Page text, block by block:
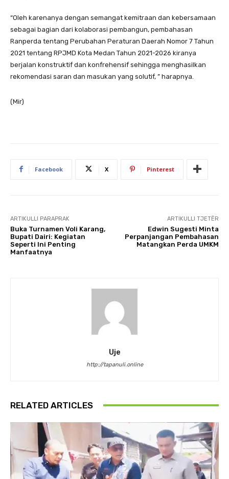
“Oleh karenanya dengan semangat kemitraan dan kebersamaan
sebagai bagian dari kolaborasi pembangun, pembahasan
Ranperda tentang Perubahan Peraturan Daerah Nomor 7 Tahun
2021 tentang RPJMD Kota Medan Tahun 2021-2026 kiranya
berjalan konstruktif dan konfrehensif sehingga menghasilkan
rekomendasi saran dan masukan yang solutif, ” harapnya.
(Mir)
Facebook X Pinterest
ARTIKULLI PARAPRAK
Buka Turnamen Voli Karang,
Bupati Dairi: Kegiatan
Seperti Ini Penting
Manfaatnya
ARTIKULLI TJETËR
Edwin Sugesti Minta
Perpanjangan Pembahasan
Matangkan Perda UMKM
Uje
http://tapanuli.online
RELATED ARTICLES